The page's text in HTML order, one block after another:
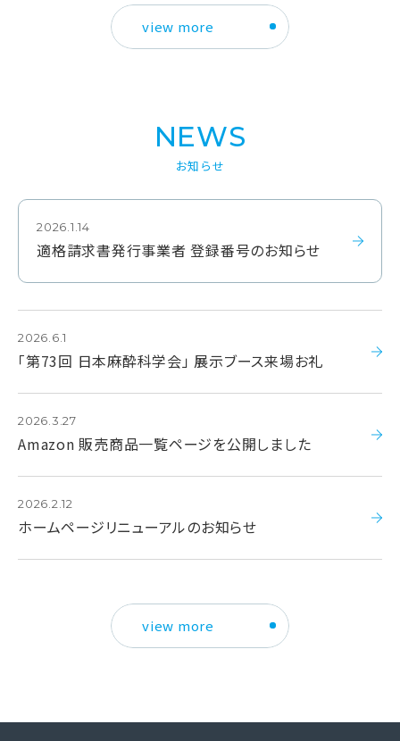
view more
NEWS
お知らせ
2026.1.14
適格請求書発行事業者 登録番号のお知らせ
2026.6.1
「第73回 日本麻酔科学会」 展示ブース来場お礼
2026.3.27
Amazon 販売商品一覧ページを公開しました
2026.2.12
ホームページリニューアルのお知らせ
view more